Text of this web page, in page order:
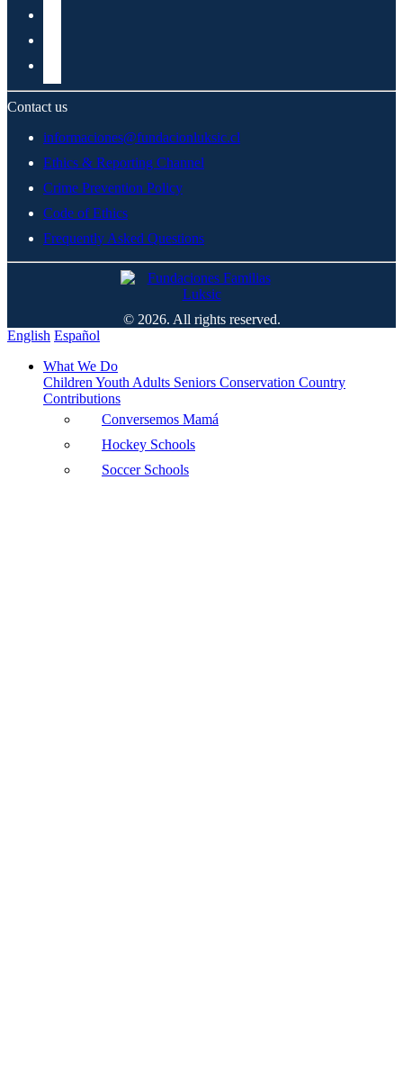
Contact us
informaciones@fundacionluksic.cl
Ethics & Reporting Channel
Crime Prevention Policy
Code of Ethics
Frequently Asked Questions
© 2026. All rights reserved.
English Español
What We Do
Children Youth Adults Seniors Conservation Country
Contributions
Conversemos Mamá
Hockey Schools
Soccer Schools